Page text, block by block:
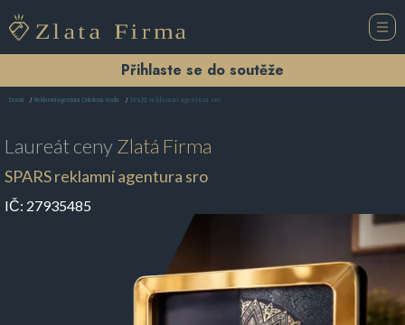
Přihlaste se do soutěže
Domů Reklamní agentura Odolena Voda SPARS reklamní agentura sro
Laureát cenyZlatá Firma
SPARS reklamní agentura sro
IČ: 27935485